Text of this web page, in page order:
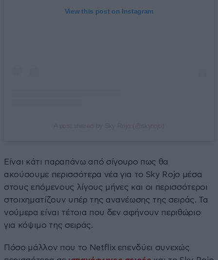
View this post on Instagram
Είναι κάτι παραπάνω από σίγουρο πως θα
ακούσουμε περισσότερα νέα για το Sky Rojo μέσα
στους επόμενους λίγους μήνες και οι περισσότεροι
στοιχηματίζουν υπέρ της ανανέωσης της σειράς. Τα
νούμερα είναι τέτοια που δεν αφήνουν περιθώριο
για κόψιμο της σειράς.
Πόσο μάλλον που το Netflix επενδύει συνεχώς